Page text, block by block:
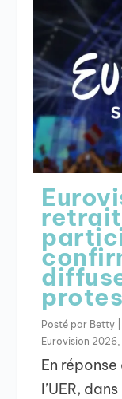
Posté par Betty
Eurovision 2026
En
l’UER,